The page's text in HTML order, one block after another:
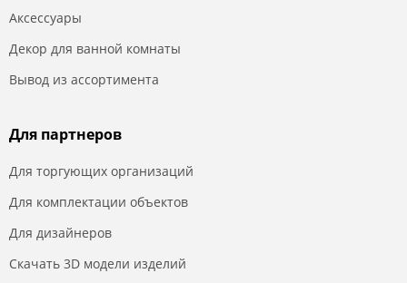
Аксессуары
Декор для ванной комнаты
Вывод из ассортимента
Для партнеров
Для торгующих организаций
Для комплектации объектов
Для дизайнеров
Скачать 3D модели изделий